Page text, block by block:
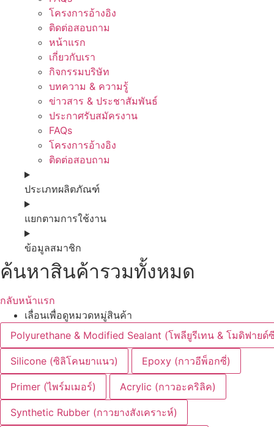
โครงการอ้างอิง
ติดต่อสอบถาม
หน้าแรก
เกี่ยวกับเรา
กิจกรรมบริษัท
บทความ & ความรู้
ข่าวสาร & ประชาสัมพันธ์
ประกาศรับสมัครงาน
FAQs
โครงการอ้างอิง
ติดต่อสอบถาม
ประเภทผลิตภัณฑ์
แยกตามการใช้งาน
ข้อมูลสมาชิก
ค้นหาสินค้ารวมทั้งหมด
กลับหน้าแรก
เลื่อนเพื่อดูหมวดหมู่สินค้า
Polyurethane & Modified Sealant (โพลียูรีเทน & โมดิฟาย
Silicone (ซิลิโคนยาแนว) Epoxy (กาวอีพ็อกซี่)
Primer (ไพร์มเมอร์) Acrylic (กาวอะคริลิค)
Synthetic Rubber (กาวยางสังเคราะห์)